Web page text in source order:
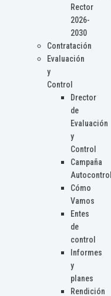
Rector
2026-
2030
Contratación
Evaluación
y
Control
Drector
de
Evaluación
y
Control
Campaña
Autocontrol
Cómo
Vamos
Entes
de
control
Informes
y
planes
Rendición